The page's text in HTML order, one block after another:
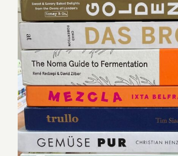
Lesetipp